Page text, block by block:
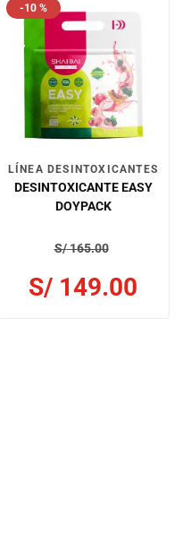
-10 %
LÍNEA DESINTOXICANTES
DESINTOXICANTE EASY
DOYPACK
S/165.00
S/ 149.00